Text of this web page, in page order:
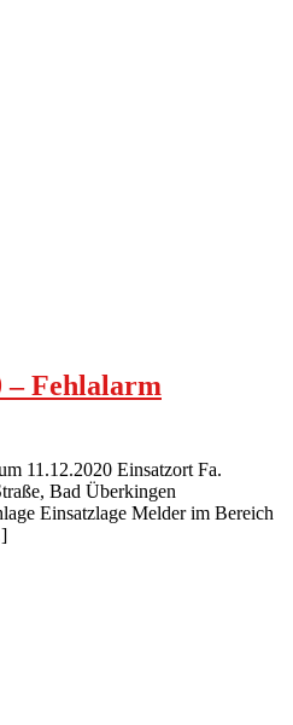
– Fehlalarm
11.12.2020 Einsatzort Fa.
Bad Überkingen
Einsatzlage Melder im Bereich